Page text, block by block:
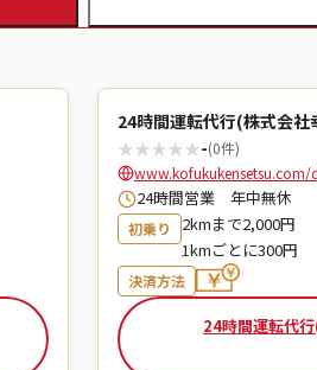
24時間運転代行(株式会
★★★★★-(0件)
www.kofukukensetsu.com/
24時間営業 年中無休
初乗り
2kmまで2,000円
1kmごとに300円
決済方法
24時間運転代